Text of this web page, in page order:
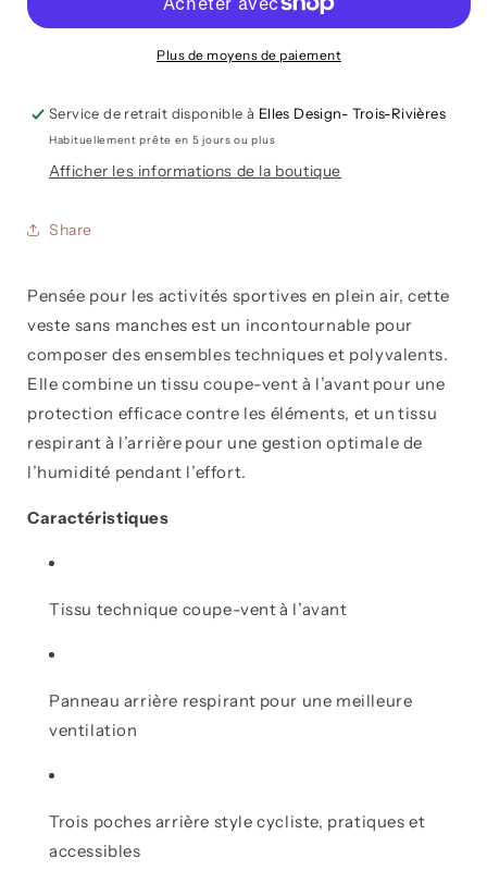
Placotine
Coupe-
Sans
Manches
–
Légèreté,
Fonctionnalité
et
Placotine
-
Coupe-
Sans
Manches
Fonctionnalité
Plus de moyens de paiement
Service de retrait disponible à Elles Design- Trois-Rivières
Habituellement prête en 5 jours ou plus
Afficher les informations de la boutique
Share
Pensée pour les activités sportives en plein air, cette
veste sans manches est un incontournable pour
composer des ensembles techniques et polyvalents.
Elle combine un tissu coupe-vent à l’avant pour une
protection efficace contre les éléments, et untissu
respirant à l’arrière pour une gestion optimale de
l’humidité pendant l’effort.
Caractéristiques
Tissu technique coupe-ventà l’avant
Panneau arrière respirant pour une meilleure
ventilation
Trois poches arrière style cycliste, pratiques et
accessibles